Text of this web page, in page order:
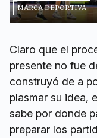
MARCA DEPORTIVA
Claro que el
presente no fue
construyó de a
plasmar su idea,
sabe por donde
preparar los